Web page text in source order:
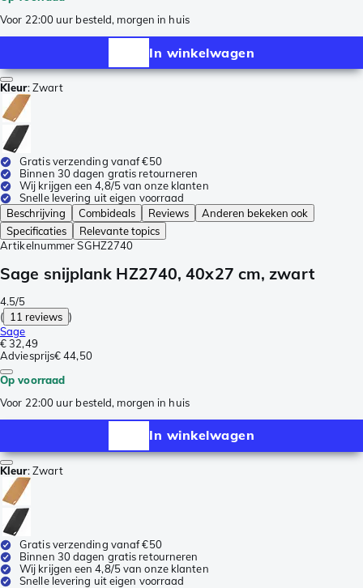
Voor 22:00 uur besteld, morgen in huis
In winkelwagen
Kleur:Zwart
Gratis verzending vanaf €50
Binnen 30 dagen gratis retourneren
Wij krijgen een 4,8/5 van onze klanten
Snelle levering uit eigen voorraad
Beschrijving
Combideals Reviews
Anderen bekeken ook
Specificaties
Relevante topics
Artikelnummer SGHZ2740
Sage snijplank HZ2740, 40x27 cm, zwart
4.5/5
( 11 reviews )
Sage
€ 32,49
Adviesprijs€ 44,50
Op voorraad
Voor 22:00 uur besteld, morgen in huis
In winkelwagen
Kleur:Zwart
Gratis verzending vanaf €50
Binnen 30 dagen gratis retourneren
Wij krijgen een 4,8/5 van onze klanten
Snelle levering uit eigen voorraad